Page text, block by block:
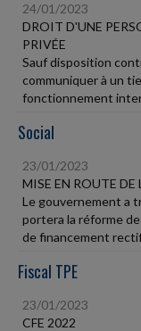
24/01/2023
DROIT D'UNE
PRIVÉE
Sauf disposition
communiquer à un
fonctionnement
Social
23/01/2023
MISE EN ROUTE DE
Le gouvernement a
portera la réforme
de financement
Fiscal TPE
23/01/2023
CFE 2022